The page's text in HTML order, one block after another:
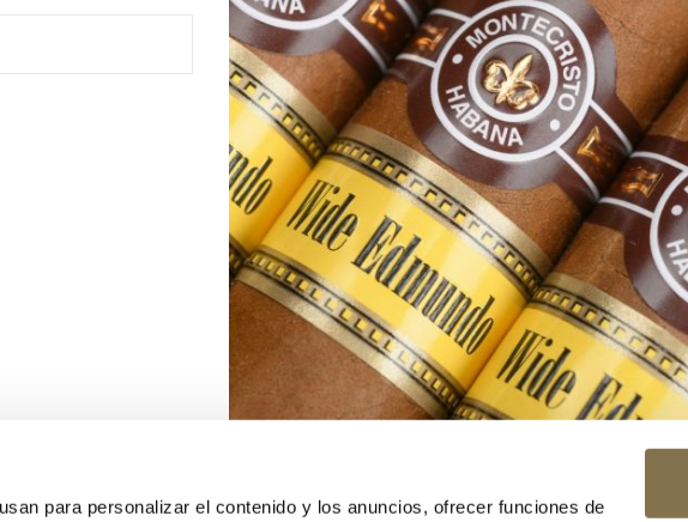
para personalizar el contenido y los anuncios, ofrecer funciones de